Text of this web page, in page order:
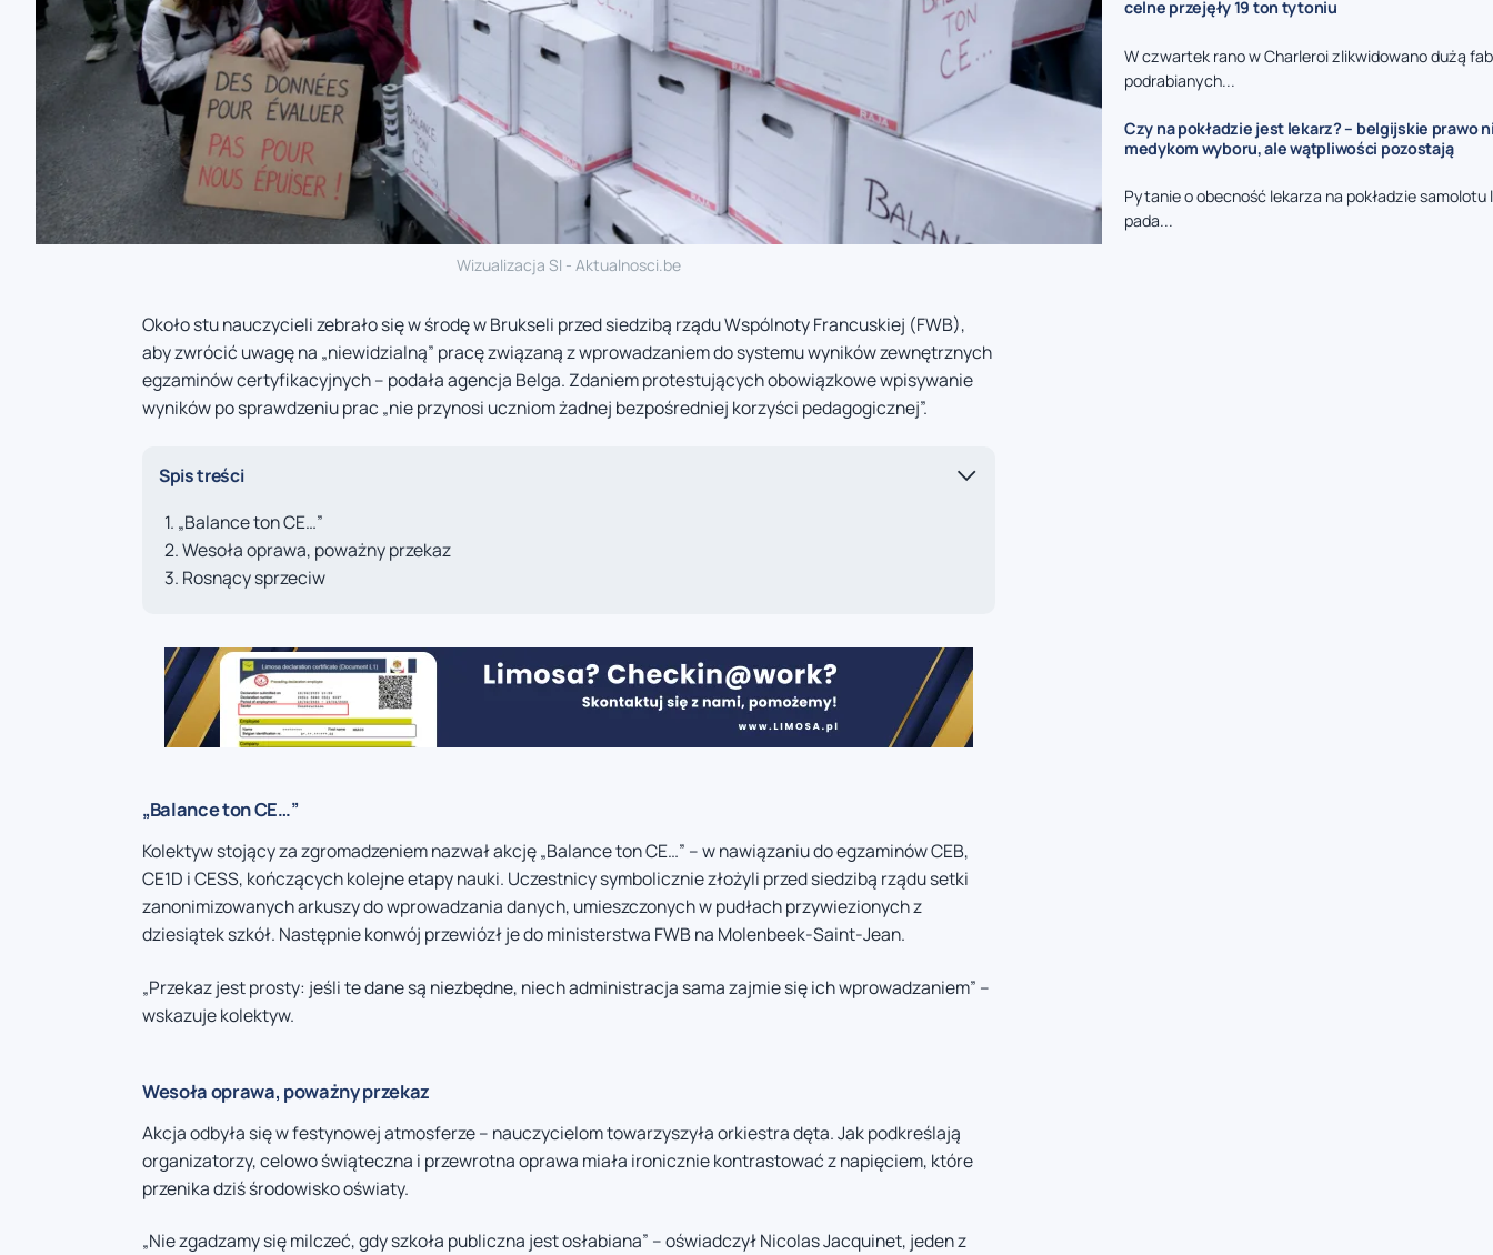
Wizualizacja SI - Aktualnosci.be
Około stu nauczycieli zebrało się w środę w Brukseli przed siedzibą rządu Wspólnoty Francuskiej (FWB),
aby zwrócić uwagę na „niewidzialną” pracę związaną z wprowadzaniem do systemu wyników zewnętrznych
egzaminów certyfikacyjnych – podała agencja Belga. Zdaniem protestujących obowiązkowe wpisywanie
wyników po sprawdzeniu prac „nie przynosi uczniom żadnej bezpośredniej korzyści pedagogicznej”.
Spis treści
„Balance ton CE…”
Wesoła oprawa, poważny przekaz
Rosnący sprzeciw
„Balance ton CE…”
Kolektyw stojący za zgromadzeniem nazwał akcję „Balance ton CE…” – w nawiązaniu do egzaminów CEB,
CE1D i CESS, kończących kolejne etapy nauki. Uczestnicy symbolicznie złożyli przed siedzibą rządu setki
zanonimizowanych arkuszy do wprowadzania danych, umieszczonych w pudłach przywiezionych z
dziesiątek szkół. Następnie konwój przewiózł je do ministerstwa FWB na Molenbeek-Saint-Jean.
„Przekaz jest prosty: jeśli te dane są niezbędne, niech administracja sama zajmie się ich wprowadzaniem” –
wskazuje kolektyw.
Wesoła oprawa, poważny przekaz
Akcja odbyła się w festynowej atmosferze – nauczycielom towarzyszyła orkiestra dęta. Jak podkreślają
organizatorzy, celowo świąteczna i przewrotna oprawa miała ironicznie kontrastować z napięciem, które
przenika dziś środowisko oświaty.
„Nie zgadzamy się milczeć, gdy szkoła publiczna jest osłabiana” – oświadczył Nicolas Jacquinet, jeden z
celne przejęły 19 ton tytoniu
W czwartek rano w Charleroi zlikwidowano dużą
podrabianych...
Czy na pokładzie jest lekarz? – belgijskie prawo
medykom wyboru, ale wątpliwości pozostają
Pytanie o obecność lekarza na pokładzie samolotu
pada...